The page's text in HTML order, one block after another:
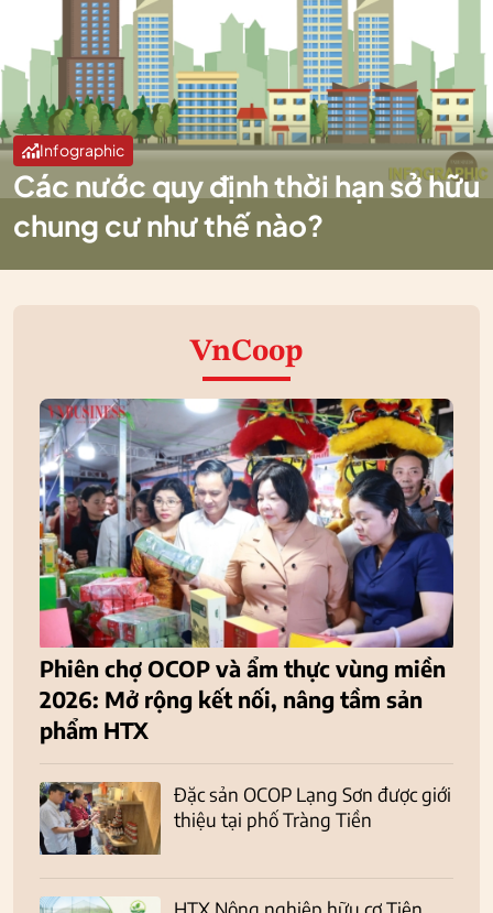
Infographic
Các nước quy định thời hạn sở hữu
chung cư như thế nào?
VnCoop
Phiên chợ OCOP và ẩm thực vùng miền
2026: Mở rộng kết nối, nâng tầm sản
phẩm HTX
Đặc sản OCOP Lạng Sơn được giới
thiệu tại phố Tràng Tiền
HTX Nông nghiệp hữu cơ Tiên